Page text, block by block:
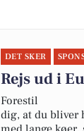
DET SKER
Rejs ud i
Forestil
dig, at du bliver